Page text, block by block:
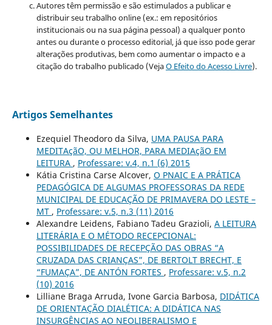
Autores têm permissão e são estimulados a publicar e
distribuir seu trabalho online (ex.: em repositórios
institucionais ou na sua página pessoal) a qualquer ponto
antes ou durante o processo editorial, já que isso pode gerar
alterações produtivas, bem como aumentar o impacto e a
citação do trabalho publicado (VejaO Efeito do Acesso Livre).
Artigos Semelhantes
Ezequiel Theodoro da Silva, UMA PAUSA PARA
MEDITAçãO, OU MELHOR, PARA MEDIAçãO EM
LEITURA , Professare: v.4, n.1 (6) 2015
Kátia Cristina Carse Alcover, O PNAIC E A PRÁTICA
PEDAGÓGICA DE ALGUMAS PROFESSORAS DA REDE
MUNICIPAL DE EDUCAÇÃO DE PRIMAVERA DO LESTE –
MT , Professare: v.5, n.3 (11) 2016
Alexandre Leidens, Fabiano Tadeu Grazioli, A LEITURA
LITERÁRIA E O MÉTODO RECEPCIONAL:
POSSIBILIDADES DE RECEPÇÃO DAS OBRAS “A
CRUZADA DAS CRIANÇAS”, DE BERTOLT BRECHT, E
“FUMAÇA”, DE ANTÓN FORTES , Professare: v.5, n.2
(10) 2016
Lilliane Braga Arruda, Ivone Garcia Barbosa, DIDÁTICA
DE ORIENTAÇÃO DIALÉTICA: A DIDÁTICA NAS
INSURGÊNCIAS AO NEOLIBERALISMO E